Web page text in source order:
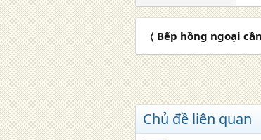
〈 Bếp hồng ngoại
Chủ đề liên quan